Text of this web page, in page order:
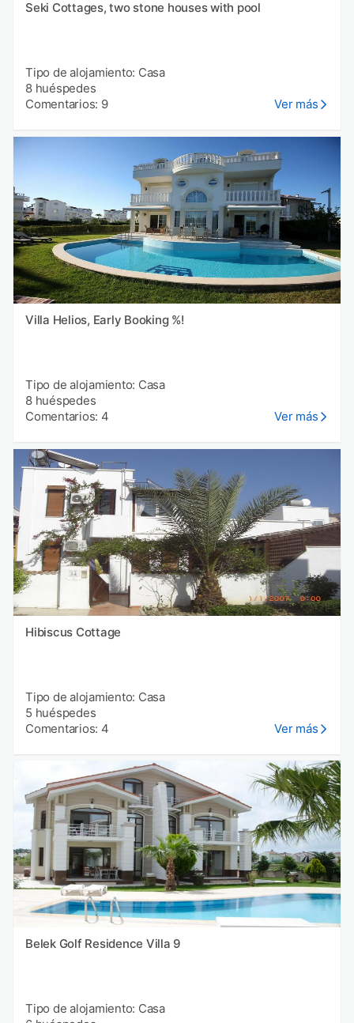
Seki Cottages, two stone houses with pool
Tipo de alojamiento: Casa
8 huéspedes
Comentarios: 9
Ver más
Villa Helios, Early Booking %!
Tipo de alojamiento: Casa
8 huéspedes
Comentarios: 4
Ver más
Hibiscus Cottage
Tipo de alojamiento: Casa
5 huéspedes
Comentarios: 4
Ver más
Belek Golf Residence Villa 9
Tipo de alojamiento: Casa